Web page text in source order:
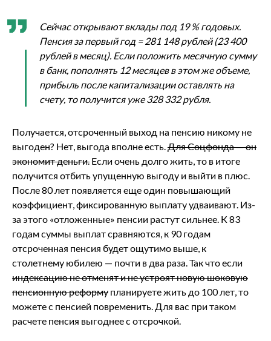
Сейчас открывают вклады под 19 % годовых.
Пенсия за первый год = 281 148 рублей (23 400
рублей в месяц). Если положить месячную сумму
в банк, пополнять 12 месяцев в этом же объеме,
прибыль после капитализации оставлять на
счету, то получится уже 328 332 рубля.
Получается, отсроченный выход на пенсию никому не
выгоден? Нет, выгода вполне есть.Для Соцфонда — он
экономит деньги. Если очень долго жить, то в итоге
получится отбить упущенную выгоду и выйти в плюс.
После 80 лет появляется еще один повышающий
коэффициент, фиксированную выплату удваивают. Из-
за этого «отложенные» пенсии растут сильнее. К 83
годам суммы выплат сравняются, к 90 годам
отсроченная пенсия будет ощутимо выше, к
столетнему юбилею — почти в два раза. Так что если
индексацию не отменят и не устроят новую шоковую
пенсионную реформу планируете жить до 100 лет, то
можете с пенсией повременить. Для вас при таком
расчете пенсия выгоднее с отсрочкой.